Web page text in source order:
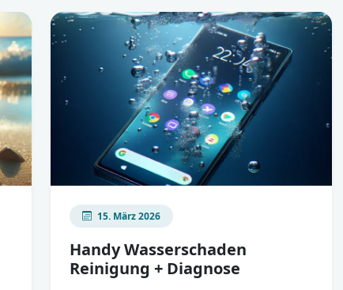
15. März 2026
Handy Wasserschaden
Reinigung + Diagnose